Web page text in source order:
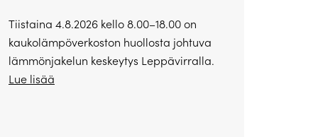
Tiistaina 4.8.2026 kello 8.00–18.00 on
kaukolämpöverkoston huollosta johtuva
lämmönjakelun keskeytys Leppävirralla.
Lue lisää